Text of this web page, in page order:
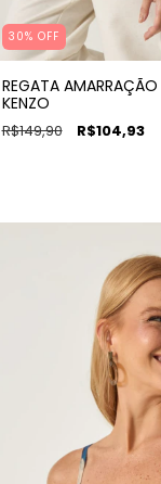
30% OFF
REGATA
KENZO
R$149,90 R$104,93